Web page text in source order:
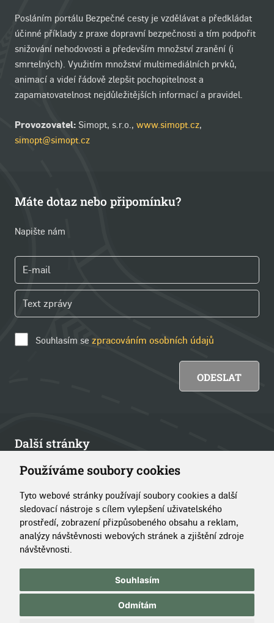
Používáme soubory cookies
Tyto webové stránky používají soubory cookies a další
sledovací nástroje s cílem vylepšení uživatelského
prostředí, zobrazení přizpůsobeného obsahu a reklam,
analýzy návštěvnosti webových stránek a zjištění zdroje
návštěvnosti.
Souhlasím
Odmítám
Posláním portálu Bezpečné cesty je vzdělávat a předkládat
účinné příklady z praxe dopravní bezpečnosti a tím podpořit
snižování nehodovosti a především množství zranění (i
smrtelných). Využitím množství multimediálních prvků,
animací a videí řádově zlepšit pochopitelnost a
zapamatovatelnost nejdůležitějších informací a pravidel.
Provozovatel: Simopt, s.r.o., www.simopt.cz
simopt@simopt.cz
Máte dotaz nebo připomínku?
Napište nám
Souhlasím se zpracováním osobních údajů
Další stránky
Články
Kontakt
O portálu
Copyright © 2014–2026 Simopt, s.r.o. | Pravidla používání
Správa cookies
Chráněno službou reCAPTCHA